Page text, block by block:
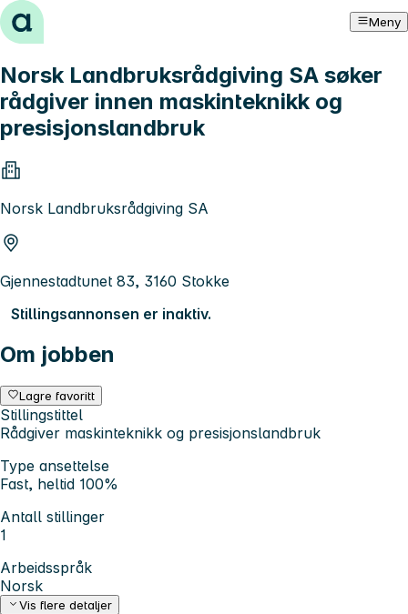
Hopp til innhold Meny
Norsk Landbruksrådgiving SA søker
rådgiver innen maskinteknikk og
presisjonslandbruk
Norsk Landbruksrådgiving SA
Gjennestadtunet 83, 3160 Stokke
Stillingsannonsen er inaktiv.
Om jobben
Lagre favoritt
Stillingstittel
Rådgiver maskinteknikk og presisjonslandbruk
Type ansettelse
Fast, heltid 100%
Antall stillinger
1
Arbeidsspråk
Norsk
Vis flere detaljer